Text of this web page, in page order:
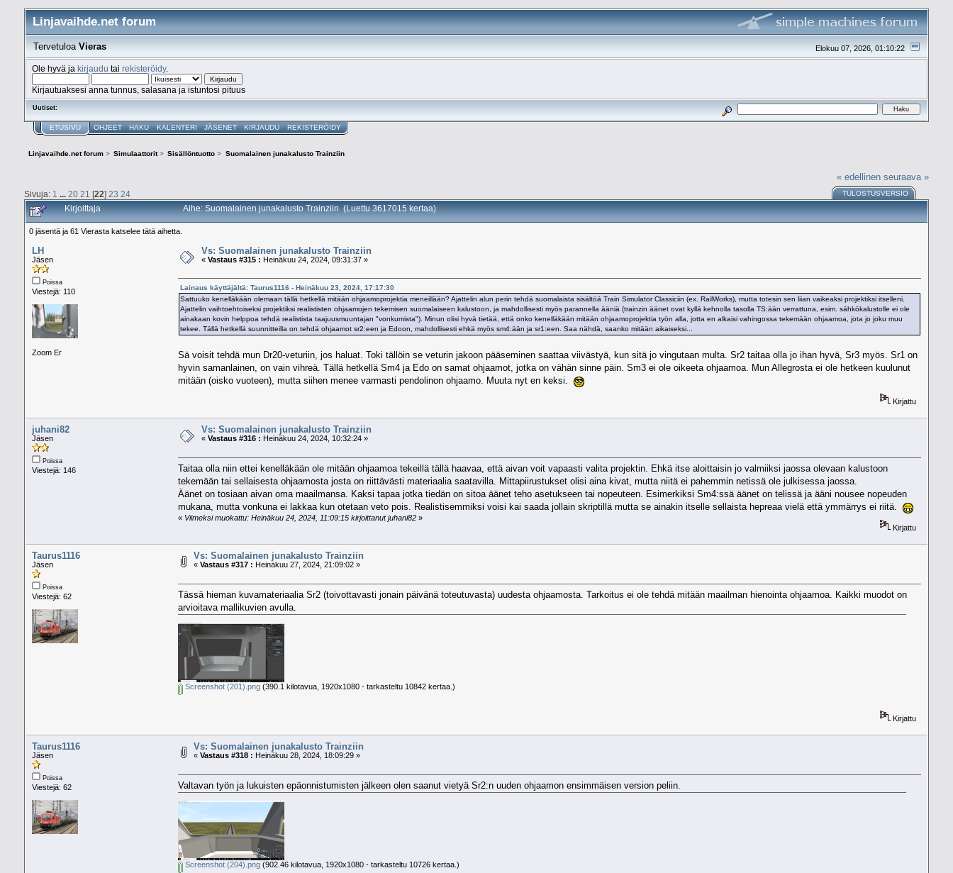
Linjavaihde.net forum
Elokuu 07, 2026, 01:10:22
TervetuloaVieras
Ole hyvä ja kirjaudu tai rekisteröidy.
Kirjautuaksesi anna tunnus, salasana ja istuntosi pituus
Uutiset:
ETUSIVU OHJEET HAKU KALENTERI JÄSENET KIRJAUDU REKISTERÖIDY
Linjavaihde.net forum > Simulaattorit> Sisällöntuotto > Suomalainen junakalusto Trainziin
« edellinen seuraava »
Sivuja: 1 ... 20 21 [22] 23 24 TULOSTUSVERSIO
Kirjoittaja Aihe: Suomalainen junakalusto Trainziin (Luettu 3617015 kertaa)
0 jäsentä ja 61 Vierasta katselee tätä aihetta.
LH
Jäsen
Poissa
Viestejä: 110
Zoom Er
Vs: Suomalainen junakalusto Trainziin
« Vastaus #315 : Heinäkuu 24, 2024, 09:31:37 »
Lainaus käyttäjältä: Taurus1116 - Heinäkuu 23, 2024, 17:17:30
Sattuuko kenelläkään olemaan tällä hetkellä mitään ohjaamoprojektia meneillään? Ajattelin alun perin tehdä suomalaista sisältöä Train Simulator Classiciin (ex. RailWorks), mutta totesin sen liian vaikeaksi projektiksi itselleni.
Ajattelin vaihtoehtoiseksi projektiksi realististen ohjaamojen tekemisen suomalaiseen kalustoon, ja mahdollisesti myös parannella ääniä (trainzin äänet ovat kyllä kehnolla tasolla TS:ään verrattuna, esim. sähkökalustolle ei ole
ainakaan kovin helppoa tehdä realistista taajuusmuuntajan "vonkumista"). Minun olisi hyvä tietää, että onko kenelläkään mitään ohjaamoprojektia työn alla, jotta en alkaisi vahingossa tekemään ohjaamoa, jota jo joku muu
tekee. Tällä hetkellä suunnitteilla on tehdä ohjaamot sr2:een ja Edoon, mahdollisesti ehkä myös sm4:ään ja sr1:een. Saa nähdä, saanko mitään aikaiseksi...
Sä voisit tehdä mun Dr20-veturiin, jos haluat. Toki tällöin se veturin jakoon pääseminen saattaa viivästyä, kun sitä jo vingutaan multa. Sr2 taitaa olla jo ihan hyvä, Sr3 myös. Sr1 on
hyvin samanlainen, on vain vihreä. Tällä hetkellä Sm4 ja Edo on samat ohjaamot, jotka on vähän sinne päin. Sm3 ei ole oikeeta ohjaamoa. Mun Allegrosta ei ole hetkeen kuulunut
mitään (oisko vuoteen), mutta siihen menee varmasti pendolinon ohjaamo. Muuta nyt en keksi.
Kirjattu
juhani82
Jäsen
Poissa
Viestejä: 146
Vs: Suomalainen junakalusto Trainziin
« Vastaus #316 : Heinäkuu 24, 2024, 10:32:24 »
Taitaa olla niin ettei kenelläkään ole mitään ohjaamoa tekeillä tällä haavaa, että aivan voit vapaasti valita projektin. Ehkä itse aloittaisin jo valmiiksi jaossa olevaan kalustoon
tekemään tai sellaisesta ohjaamosta josta on riittävästi materiaalia saatavilla. Mittapiirustukset olisi aina kivat, mutta niitä ei pahemmin netissä ole julkisessa jaossa.
Äänet on tosiaan aivan oma maailmansa. Kaksi tapaa jotka tiedän on sitoa äänet teho asetukseen tai nopeuteen. Esimerkiksi Sm4:ssä äänet on telissä ja ääni nousee nopeuden
mukana, mutta vonkuna ei lakkaa kun otetaan veto pois. Realistisemmiksi voisi kai saada jollain skriptillä mutta se ainakin itselle sellaista hepreaa vielä että ymmärrys ei riitä.
« Viimeksi muokattu: Heinäkuu 24, 2024, 11:09:15 kirjoittanut juhani82 »
Kirjattu
Taurus1116
Jäsen
Poissa
Viestejä: 62
Vs: Suomalainen junakalusto Trainziin
« Vastaus #317 : Heinäkuu 27, 2024, 21:09:02 »
Tässä hieman kuvamateriaalia Sr2 (toivottavasti jonain päivänä toteutuvasta) uudesta ohjaamosta. Tarkoitus ei ole tehdä mitään maailman hienointa ohjaamoa. Kaikki muodot on
arvioitava mallikuvien avulla.
Screenshot (201).png (390.1 kilotavua, 1920x1080 - tarkasteltu 10842 kertaa.)
Kirjattu
Taurus1116
Jäsen
Poissa
Viestejä: 62
Vs: Suomalainen junakalusto Trainziin
« Vastaus #318 : Heinäkuu 28, 2024, 18:09:29 »
Valtavan työn ja lukuisten epäonnistumisten jälkeen olen saanut vietyä Sr2:n uuden ohjaamon ensimmäisen version peliin.
Screenshot (204).png (902.46 kilotavua, 1920x1080 - tarkasteltu 10726 kertaa.)